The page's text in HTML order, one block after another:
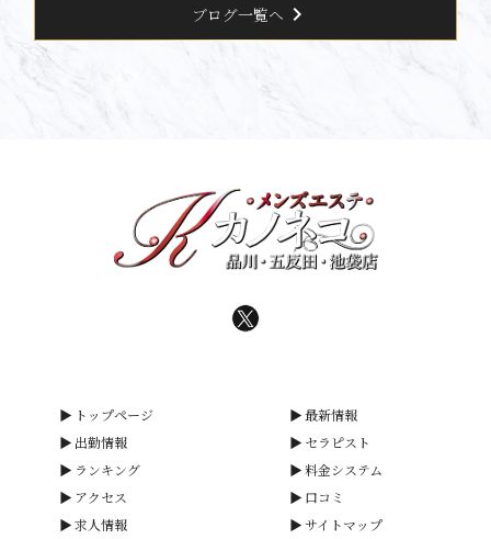
ブログ一覧へ chevron_right
トップページ
最新情報
出勤情報
セラピスト
ランキング
料金システム
アクセス
口コミ
求人情報
サイトマップ